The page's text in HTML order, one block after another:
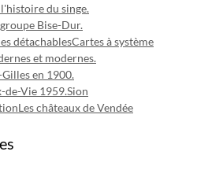
du singe.
Bise-Dur.
détachablesCartes à système
et modernes.
en 1900.
de-Vie 1959.Sion
Les châteaux de Vendée